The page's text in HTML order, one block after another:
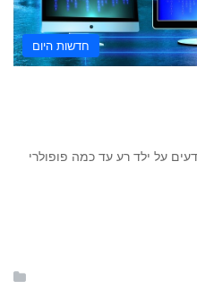
חדשות היום
על ילד רע עד כמה פופולרי